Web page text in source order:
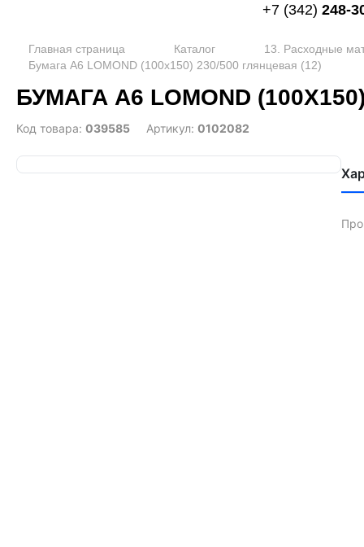
+7 (342) 248-
Главная страница Каталог
13. Расходные
Бумага А6 LOMOND (100х150) 230/500 глянцевая (12)
БУМАГА А6 LOMOND
Код товара: 039585 Артикул: 0102082